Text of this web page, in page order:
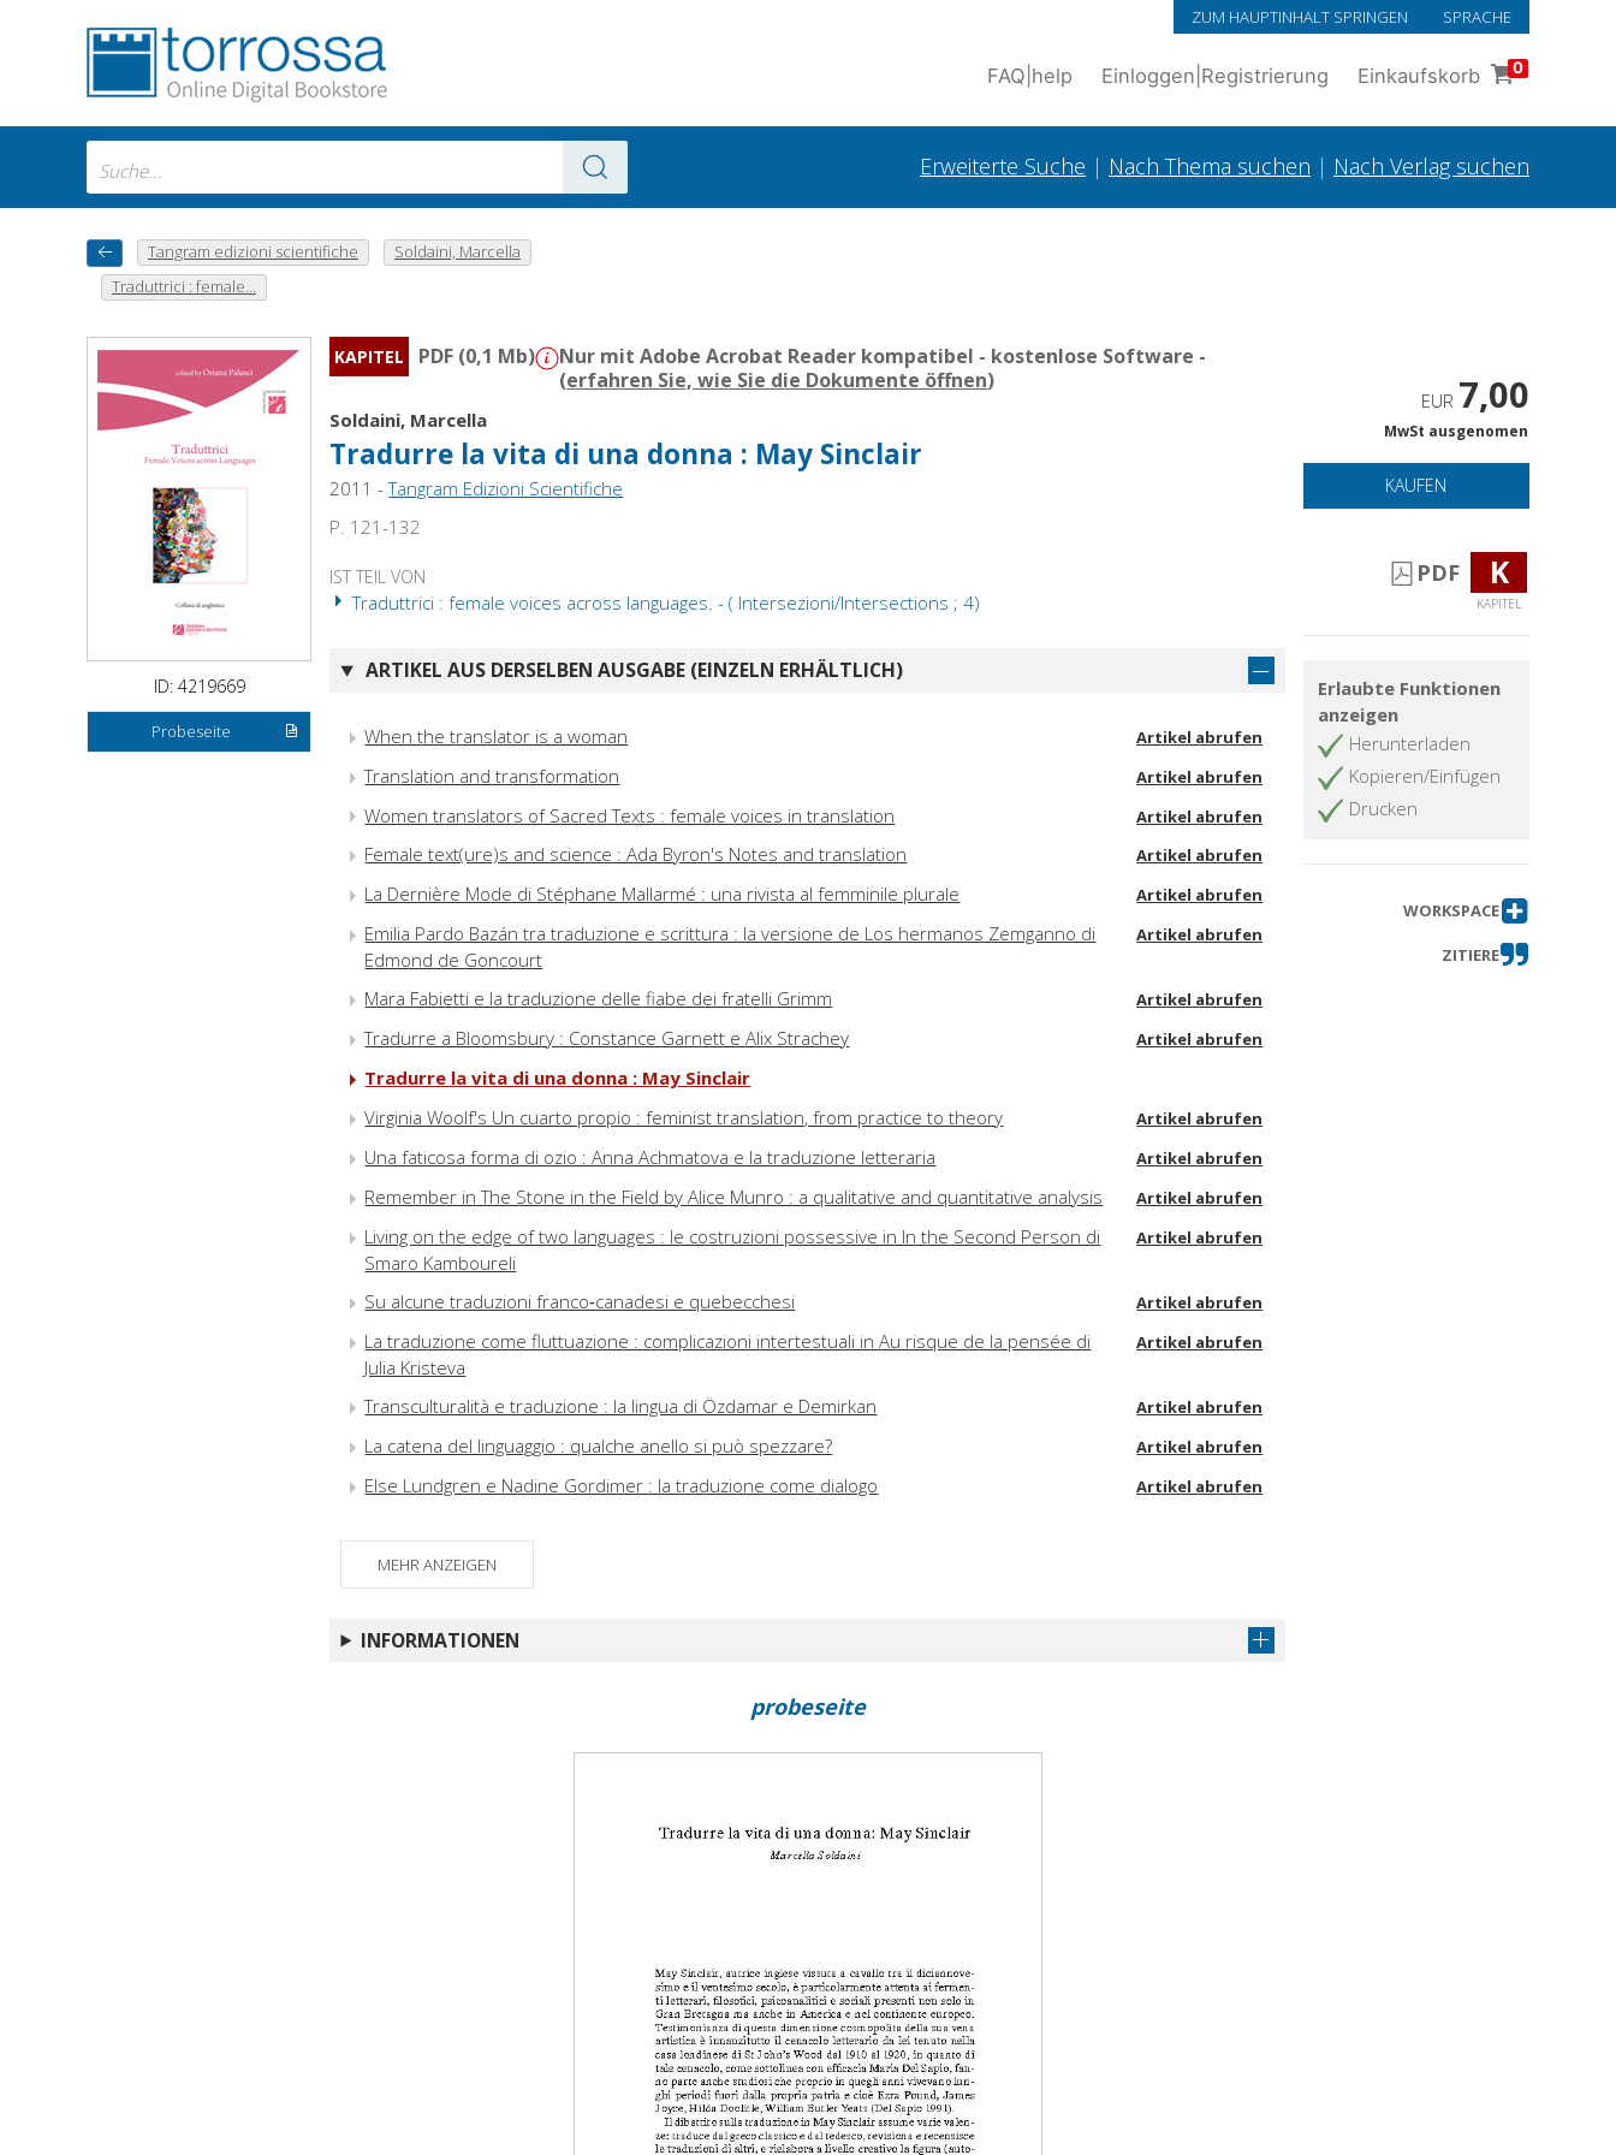
ZUM HAUPTINHALT SPRINGEN SPRACHE
FAQ help Einloggen Registrierung Einkaufskorb 0
Erweiterte Suche | Nach Thema suchen | Nach Verlag suchen
Tangram edizioni scientifiche
Soldaini, Marcella
Traduttrici : female...
ID: 4219669
Probeseite
KAPITEL PDF (0,1 Mb)
Nur mit Adobe Acrobat Reader kompatibel - kostenlose Software -
(erfahren Sie, wie Sie die Dokumente öffnen)
Soldaini, Marcella
Tradurre la vita di una donna : May Sinclair
2011 -Tangram Edizioni Scientifiche
P. 121-132
IST TEIL VON
Traduttrici : female voices across languages. - ( Intersezioni/Intersections ; 4)
ARTIKEL AUS DERSELBEN AUSGABE (EINZELN ERHÄLTLICH)
When the translator is a woman Artikel abrufen
Translation and transformation Artikel abrufen
Women translators of Sacred Texts : female voices in translation Artikel abrufen
Female text(ure)s and science : Ada Byron's Notes and translation Artikel abrufen
La Dernière Mode di Stéphane Mallarmé : una rivista al femminile plurale Artikel abrufen
Emilia Pardo Bazán tra traduzione e scrittura : la versione de Los hermanos Zemganno di
Edmond de Goncourt
Artikel abrufen
Mara Fabietti e la traduzione delle fiabe dei fratelli Grimm Artikel abrufen
Tradurre a Bloomsbury : Constance Garnett e Alix Strachey Artikel abrufen
Tradurre la vita di una donna : May Sinclair
Virginia Woolf's Un cuarto propio : feminist translation, from practice to theory
Artikel abrufen
Una faticosa forma di ozio : Anna Achmatova e la traduzione letteraria Artikel abrufen
Remember in The Stone in the Field by Alice Munro : a qualitative and quantitative analysis Artikel abrufen
Living on the edge of two languages : le costruzioni possessive in In the Second Person di
Smaro Kamboureli
Artikel abrufen
Su alcune traduzioni franco‑canadesi e quebecchesi Artikel abrufen
La traduzione come fluttuazione : complicazioni intertestuali in Au risque de la pensée di
Julia Kristeva
Artikel abrufen
Transculturalità e traduzione : la lingua di Özdamar e Demirkan Artikel abrufen
La catena del linguaggio : qualche anello si può spezzare? Artikel abrufen
Else Lundgren e Nadine Gordimer : la traduzione come dialogo Artikel abrufen
Due traduttrici e la variazione lingua-dialetto in Montedidio di Erri De Luca
Translating gender ambiguity in narrative : Jeanette Winterson's Written on the Body Artikel abrufen
La traduzione come riscrittura : il caso di Anna Kazumi Stahl
Il cinema turco-tedesco contemporaneo in traduzione : prospettive transculturali e di
MEHR ANZEIGEN
INFORMATIONEN
EUR 7,00
MwSt ausgenomen
KAUFEN
PDF K
KAPITEL
Erlaubte Funktionen
anzeigen
Herunterladen
Kopieren/Einfügen
Drucken
WORKSPACE
ZITIERE
probeseite